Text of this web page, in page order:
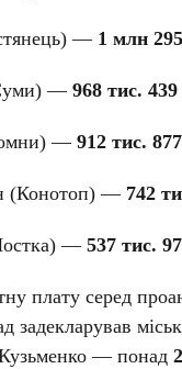
— 1 млн
—968 тис.
—912 тис.
(Конотоп) — 742
—537 тис.
плату серед
задекларував
— понад